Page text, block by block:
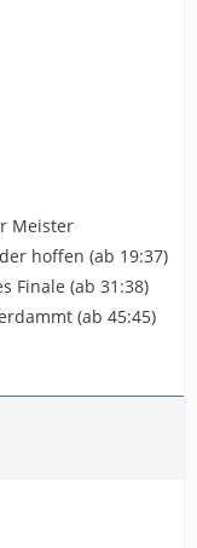
Meister
hoffen (ab 19:37)
Finale (ab 31:38)
(ab 45:45)